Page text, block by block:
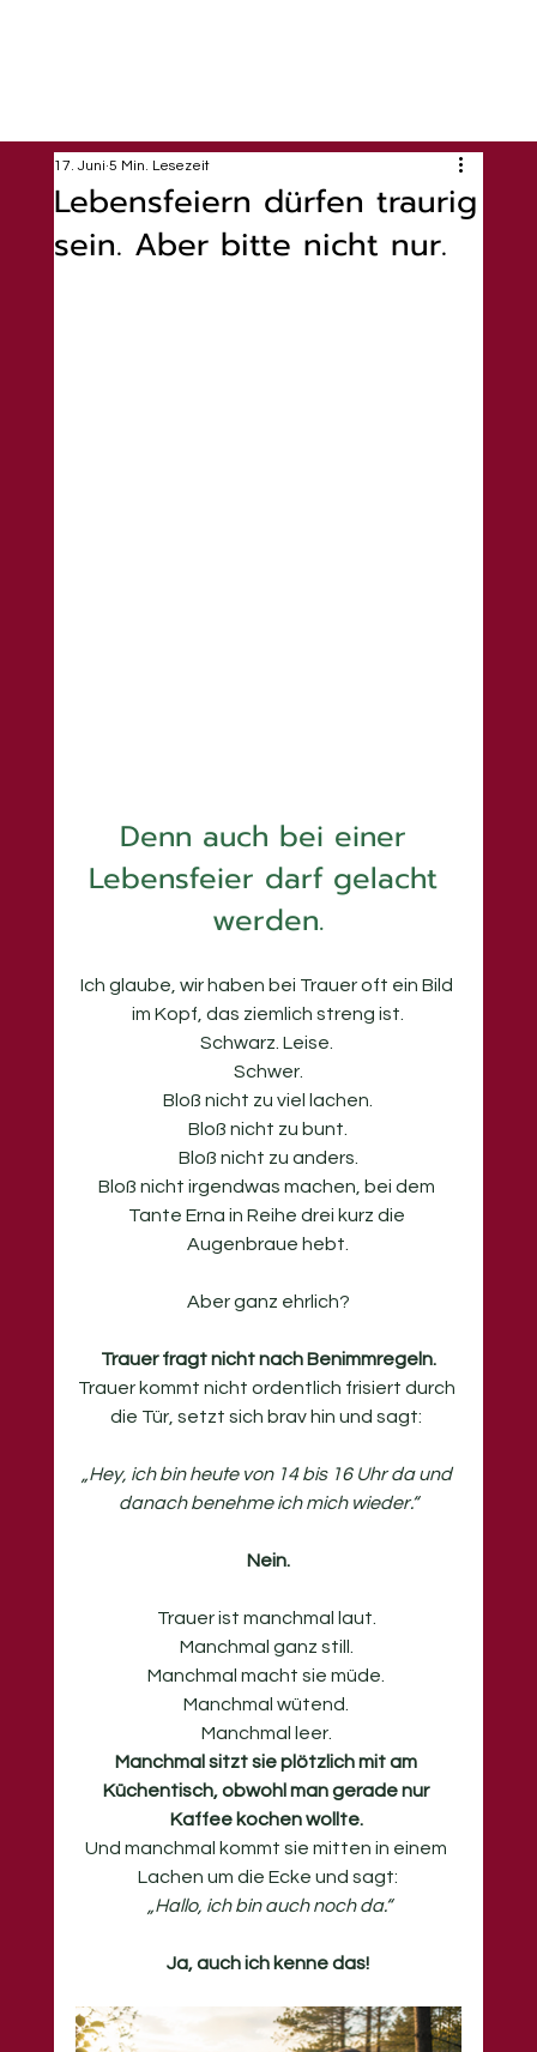
Lebensfeiern dürfen traurig
sein. Aber bitte nicht nur.
17. Juni 5 Min. Lesezeit
Denn auch bei einer
Lebensfeier darf gelacht
werden.
Ich glaube, wir haben bei Trauer oft ein Bild
im Kopf, das ziemlich streng ist.
Schwarz. Leise.
Schwer.
Bloß nicht zu viel lachen.
Bloß nicht zu bunt.
Bloß nicht zu anders.
Bloß nicht irgendwas machen, bei dem
Tante Erna in Reihe drei kurz die
Augenbraue hebt.
Aber ganz ehrlich?
Trauer fragt nicht nach Benimmregeln.
Trauer kommt nicht ordentlich frisiert durch
die Tür, setzt sich brav hin und sagt:
„Hey, ich bin heute von 14 bis 16 Uhr da und
danach benehme ich mich wieder.“
Nein.
Trauer ist manchmal laut.
Manchmal ganz still.
Manchmal macht sie müde.
Manchmal wütend.
Manchmal leer.
Manchmal sitzt sie plötzlich mit am
Küchentisch, obwohl man gerade nur
Kaffee kochen wollte.
Und manchmal kommt sie mitten in einem
Lachen um die Ecke und sagt:
„Hallo, ich bin auch noch da.“
Ja, auch ich kenne das!